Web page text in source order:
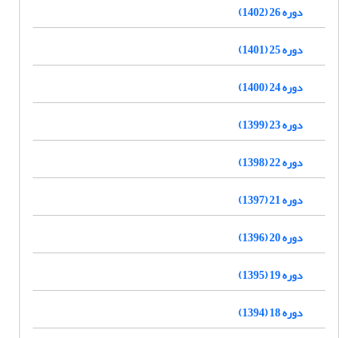
دوره 26 (1402)
دوره 25 (1401)
دوره 24 (1400)
دوره 23 (1399)
دوره 22 (1398)
دوره 21 (1397)
دوره 20 (1396)
دوره 19 (1395)
دوره 18 (1394)